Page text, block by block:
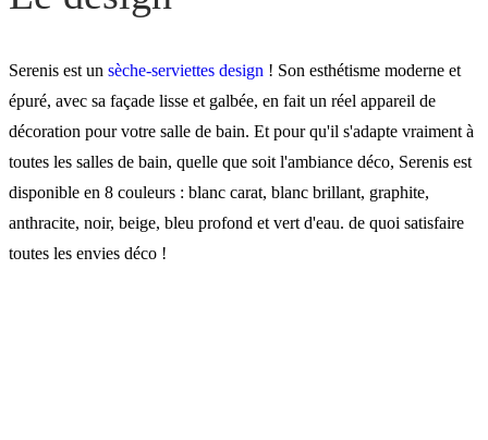
Serenis est un sèche-serviettes design ! Son esthétisme moderne et
épuré, avec sa façade lisse et galbée, en fait un réel appareil de
décoration pour votre salle de bain. Et pour qu'il s'adapte vraiment à
toutes les salles de bain, quelle que soit l'ambiance déco, Serenis est
disponible en 8 couleurs : blanc carat, blanc brillant, graphite,
anthracite, noir, beige, bleu profond et vert d'eau. de quoi satisfaire
toutes les envies déco !